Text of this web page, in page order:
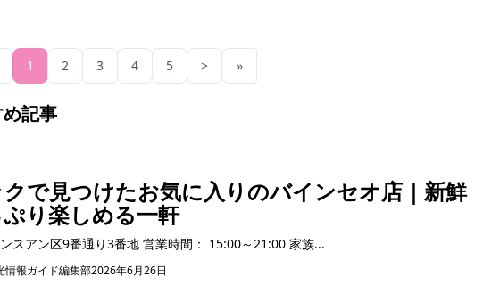
1 2 3 4 5 > »
記事
クで見つけたお気に入りのバインセオ店｜新鮮
り楽しめる一軒
住所： ホーチミン市リンスアン区9番通り3番地 営業時間： 15:00～21:00 家族...
情報ガイド編集部2026年6月26日